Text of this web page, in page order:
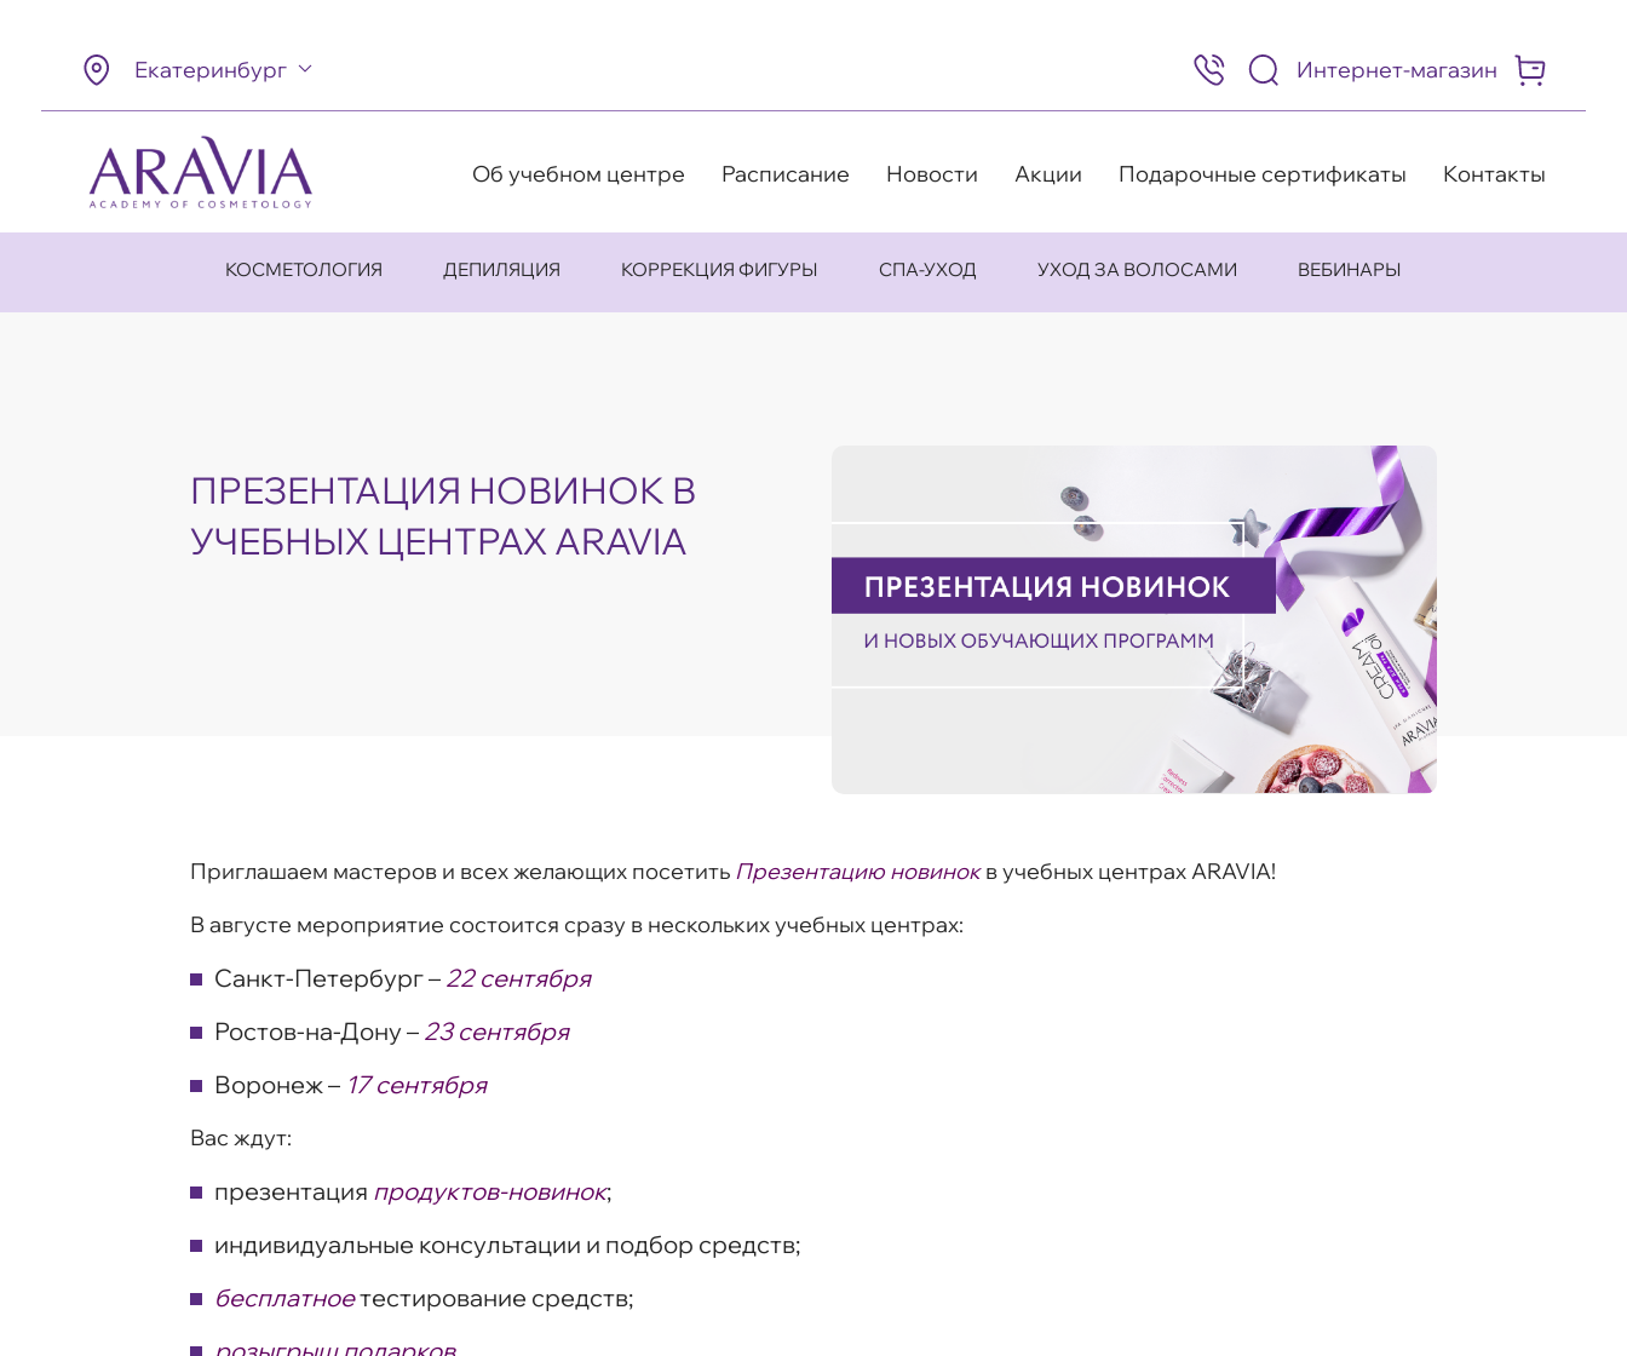
Екатеринбург
8
(495)
505-
98
Интернет-магазин
Об учебном центре Расписание Новости Акции Подарочные сертификаты Контакты
КОСМЕТОЛОГИЯ ДЕПИЛЯЦИЯ КОРРЕКЦИЯ ФИГУРЫ СПА-УХОД УХОД ЗА ВОЛОСАМИ ВЕБИНАРЫ
ПРЕЗЕНТАЦИЯ НОВИНОК В
УЧЕБНЫХ ЦЕНТРАХ ARAVIA
Приглашаем мастеров и всех желающих посетить Презентацию новинокв учебных центрах ARAVIA!
В августе мероприятие состоится сразу в нескольких учебных центрах:
Санкт-Петербург – 22 сентября
Ростов-на-Дону – 23 сентября
Воронеж – 17 сентября
Вас ждут:
презентация продуктов-новинок;
индивидуальные консультации и подбор средств;
бесплатноетестирование средств;